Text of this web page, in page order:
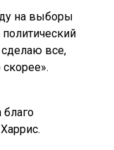
на выборы
все,
благо